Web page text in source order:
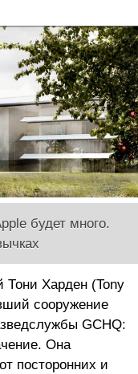
будет много.
Тони Харден (Tony
сооружение
GCHQ:
Она
посторонних и